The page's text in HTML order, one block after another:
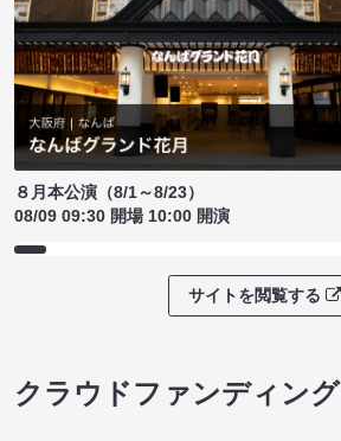
８月本公演（8/1～8/23）
08/09 09:30 開場 10:00 開演
サイトを閲覧する
クラウドファンディング